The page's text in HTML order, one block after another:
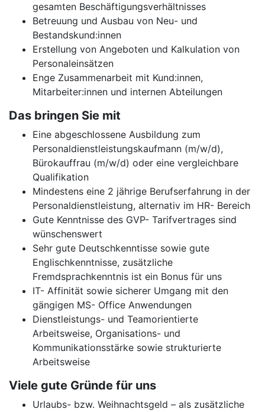
gesamten Beschäftigungsverhältnisses
Betreuung und Ausbau von Neu- und
Bestandskund:innen
Erstellung von Angeboten und Kalkulation von
Personaleinsätzen
Enge Zusammenarbeit mit Kund:innen,
Mitarbeiter:innen und internen Abteilungen
Das bringen Sie mit
Eine abgeschlossene Ausbildung zum
Personaldienstleistungskaufmann (m/w/d),
Bürokauffrau (m/w/d) oder eine vergleichbare
Qualifikation
Mindestens eine 2 jährige Berufserfahrung in der
Personaldienstleistung, alternativ im HR- Bereich
Gute Kenntnisse des GVP- Tarifvertrages sind
wünschenswert
Sehr gute Deutschkenntisse sowie gute
Englischkenntnisse, zusätzliche
Fremdsprachkenntnis ist ein Bonus für uns
IT- Affinität sowie sicherer Umgang mit den
gängigen MS- Office Anwendungen
Dienstleistungs- und Teamorientierte
Arbeitsweise, Organisations- und
Kommunikationsstärke sowie strukturierte
Arbeitsweise
Viele gute Gründe für uns
Urlaubs- bzw. Weihnachtsgeld – als zusätzliche